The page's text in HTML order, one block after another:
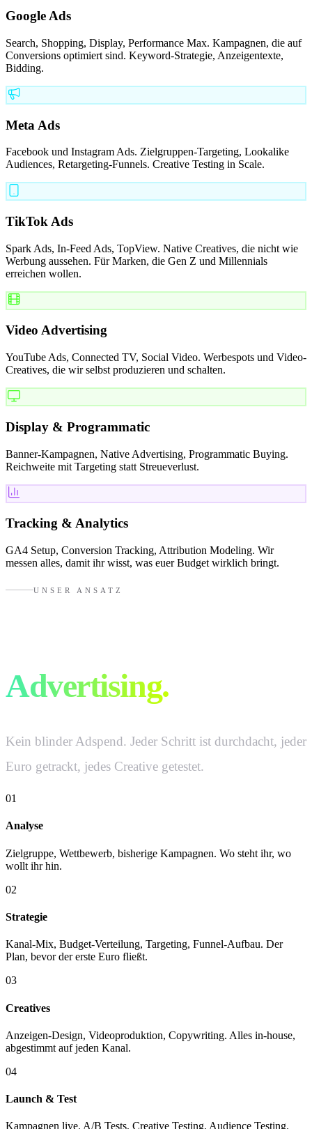
Google Ads
Search, Shopping, Display, Performance Max. Kampagnen, die auf
Conversions optimiert sind. Keyword-Strategie, Anzeigentexte,
Bidding.
Meta Ads
Facebook und Instagram Ads. Zielgruppen-Targeting, Lookalike
Audiences, Retargeting-Funnels. Creative Testing in Scale.
TikTok Ads
Spark Ads, In-Feed Ads, TopView. Native Creatives, die nicht wie
Werbung aussehen. Für Marken, die Gen Z und Millennials
erreichen wollen.
Video Advertising
YouTube Ads, Connected TV, Social Video. Werbespots und Video-
Creatives, die wir selbst produzieren und schalten.
Display & Programmatic
Banner-Kampagnen, Native Advertising, Programmatic Buying.
Reichweite mit Targeting statt Streueverlust.
Tracking & Analytics
GA4 Setup, Conversion Tracking, Attribution Modeling. Wir
messen alles, damit ihr wisst, was euer Budget wirklich bringt.
UNSER ANSATZ
Advertising.
Kein blinder Adspend. Jeder Schritt ist durchdacht, jeder
Euro getrackt, jedes Creative getestet.
01
Analyse
Zielgruppe, Wettbewerb, bisherige Kampagnen. Wo steht ihr, wo
wollt ihr hin.
02
Strategie
Kanal-Mix, Budget-Verteilung, Targeting, Funnel-Aufbau. Der
Plan, bevor der erste Euro fließt.
03
Creatives
Anzeigen-Design, Videoproduktion, Copywriting. Alles in-house,
abgestimmt auf jeden Kanal.
04
Launch & Test
Kampagnen live. A/B Tests, Creative Testing, Audience Testing.